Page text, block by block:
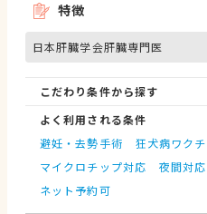
特徴
日本肝臓学会肝臓専門医
こだわり条件から探す
よく利用される条件
避妊・去勢手術
狂犬病ワク
マイクロチップ対応
夜間対応
ネット予約可